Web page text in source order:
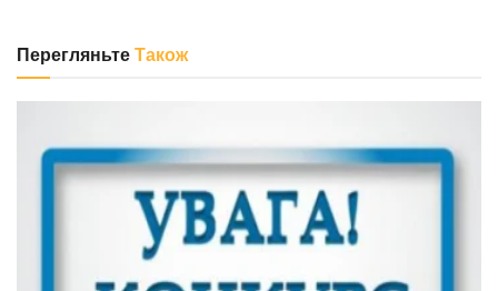
ПерегляньтеТакож